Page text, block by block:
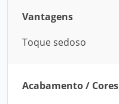
Vantagens
Toque sedoso
Acabamento / Cores